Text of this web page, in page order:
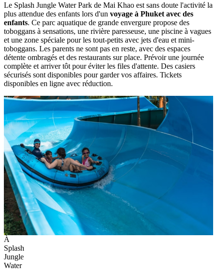
Le Splash Jungle Water Park de Mai Khao est sans doute l'activité la
plus attendue des enfants lors d'un voyage à Phuket avec des
enfants. Ce parc aquatique de grande envergure propose des
toboggans à sensations, une rivière paresseuse, une piscine à vagues
et une zone spéciale pour les tout-petits avec jets d'eau et mini-
toboggans. Les parents ne sont pas en reste, avec des espaces
détente ombragés et des restaurants sur place. Prévoir une journée
complète et arriver tôt pour éviter les files d'attente. Des casiers
sécurisés sont disponibles pour garder vos affaires. Tickets
disponibles en ligne avec réduction.
À
Splash
Jungle
Water